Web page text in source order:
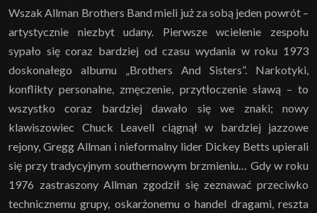
Wszak Allman Brothers Band mieli już za sobą jeden powrót –
artystycznie niezbyt udany. Pierwsze wcielenie zespołu
sypało się coraz bardziej od czasu wydania w roku 1973
doskonałego albumu „Brothers And Sisters”. Narkotyki,
konflikty personalne, zmęczenie, przytłoczenie sławą – to
wszystko coraz bardziej dawało się we znaki; nowy
klawiszowiec Chuck Leavell ciągnął w bardziej jazzowe
rejony, Gregg Allman i nieformalny lider Dickey Betts upierali
się przy tradycyjnym southernowym brzmieniu… Gdy w roku
1976 zastraszony Allman zgodził się zeznawać przeciwko
technicznemu grupy, oskarżonemu o handel dragami, reszta